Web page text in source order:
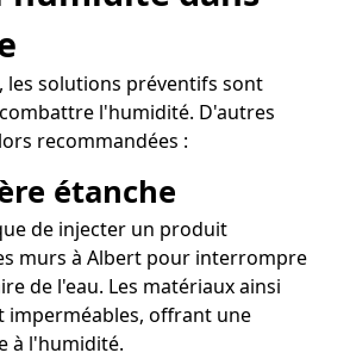
les solutions préventifs sont
l'humidité. D'autres
recommandées :
étanche
de injecter un produit
murs à Albert pour interrompre
de l'eau. Les matériaux ainsi
imperméables, offrant une
à l'humidité.